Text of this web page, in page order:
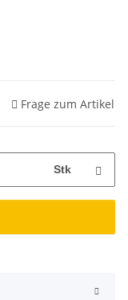
Frage zum Artikel
Stk